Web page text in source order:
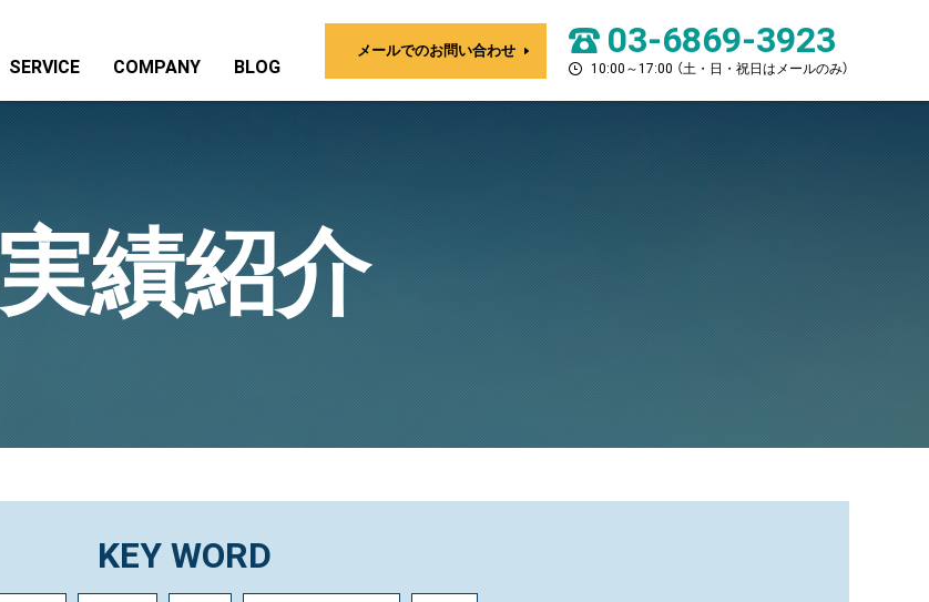
SERVICE COMPANY BLOG
メールでのお問い合わせ 03-6869-3923
10:00～17:00 （土・日・祝日はメールのみ）
実績紹介
KEY WORD